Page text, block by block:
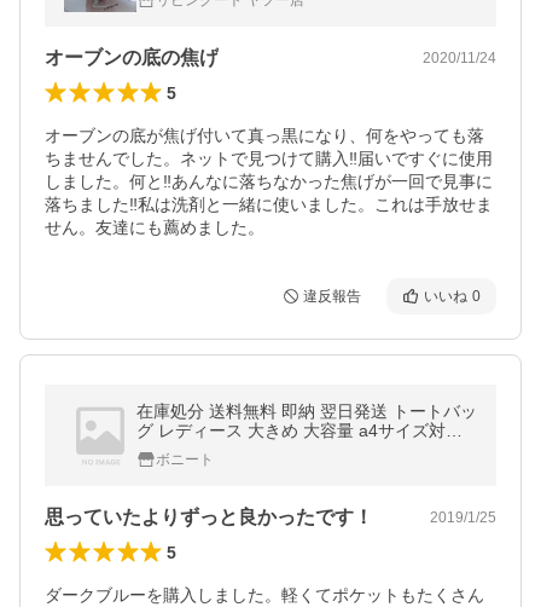
オーブンの底の焦げ 2020/11/24
5
オーブンの底が焦げ付いて真っ黒になり、何をやっても落
ちませんでした。ネットで見つけて購入‼︎届いですぐに使用
しました。何と‼︎あんなに落ちなかった焦げが一回で見事に
落ちました‼︎私は洗剤と一緒に使いました。これは手放せま
せん。友達にも薦めました。
違反報告 いいね 0
在庫処分 送料無料 即納 翌日発送 トートバッ
グ レディース 大きめ 大容量 a4サイズ対応
ナイロン 軽量 撥水 無地 通勤 マザー
ボニート
思っていたよりずっと良かったです！ 2019/1/25
5
ダークブルーを購入しました。軽くてポケットもたくさん